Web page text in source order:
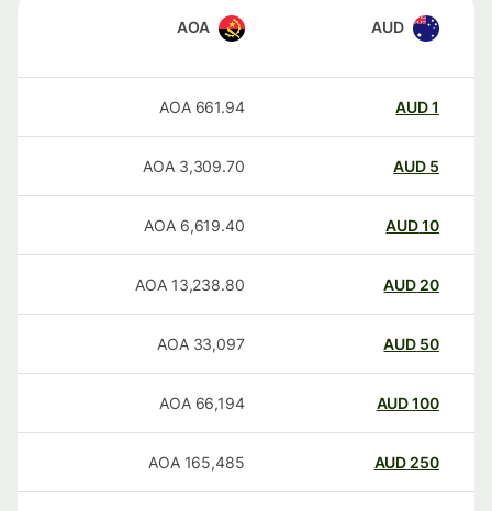
AUD
AOA
AUD
661.94
AOA
AUD
3,309.70
AOA
AUD
6,619.40
AOA
20
AUD
13,238.80
AOA
50
AUD
33,097
AOA
100
AUD
66,194
AOA
250
AUD
165,485
AOA